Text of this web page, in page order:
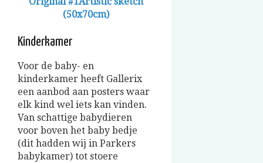
(50x70cm)
Kinderkamer
Voor de baby- en
kinderkamer heeft Gallerix
een aanbod aan posters waar
elk kind wel iets kan vinden.
Van schattige babydieren
voor boven het baby bedje
(dit hadden wij in Parkers
babykamer) tot stoere